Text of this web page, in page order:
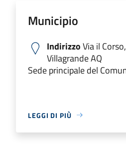
Municipio
IndirizzoVia il
Villagrande AQ
Sede principale del
LEGGI DI PIÙ